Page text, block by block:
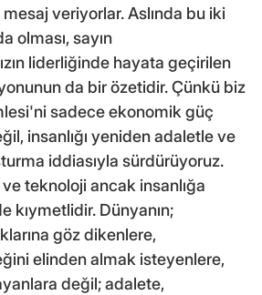
veriyorlar. Aslında bu iki
olması, sayın
liderliğinde hayata geçirilen
da bir özetidir. Çünkü biz
sadece ekonomik güç
insanlığı yeniden adaletle ve
iddiasıyla sürdürüyoruz.
teknoloji ancak insanlığa
kıymetlidir. Dünyanın;
göz dikenlere,
elinden almak isteyenlere,
değil; adalete,